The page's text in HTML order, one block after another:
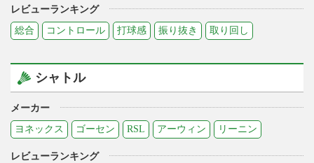
レビューランキング
総合
コントロール 打球感 振り抜き 取り回し
シャトル
メーカー
ヨネックス
ゴーセン RSL アーウィン リーニン
レビューランキング